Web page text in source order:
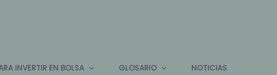
INVERTIR EN BOLSA GLOSARIO NOTICIAS